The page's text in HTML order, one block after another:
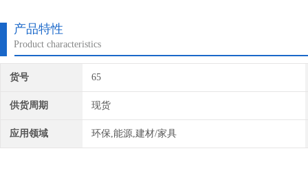
产品特性
Product characteristics
货号 65
供货周期 现货
应用领域 环保,能源,建材/家具